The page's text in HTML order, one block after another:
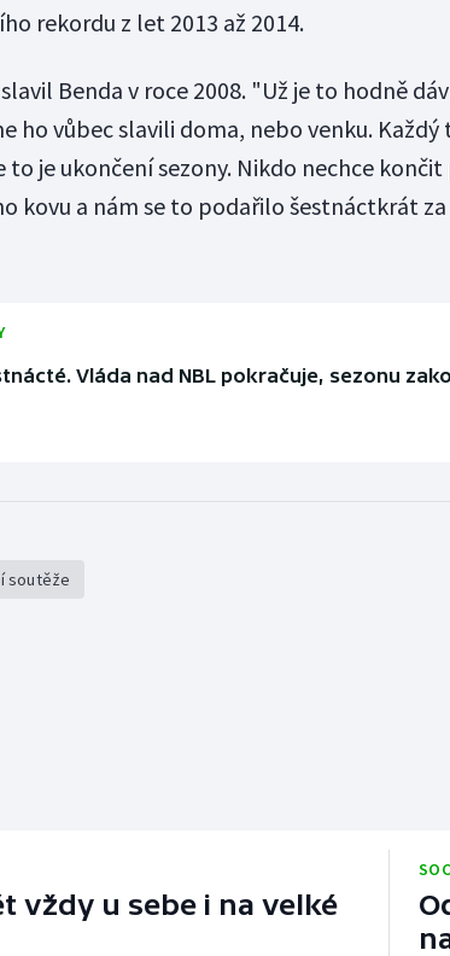
rekordu z let 2013 až 2014.
Benda v roce 2008. "Už je to hodně
ho vůbec slavili doma, nebo venku.
je ukončení sezony. Nikdo nechce
kovu a nám se to podařilo šestnáctkrát
Vláda nad NBL pokračuje, sezonu
soutěže
vždy u sebe i na velké